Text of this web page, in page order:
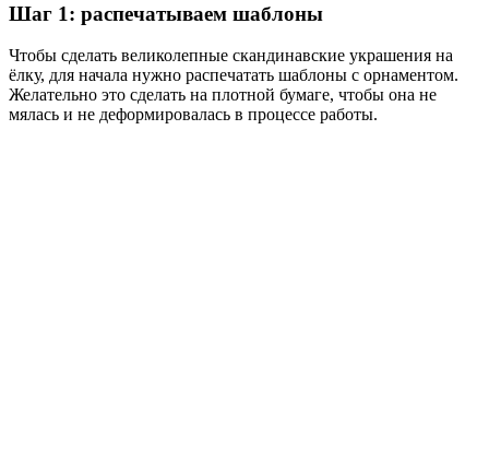
Шаг 1: распечатываем шаблоны
Чтобы сделать великолепные скандинавские украшения на
ёлку, для начала нужно распечатать шаблоны с орнаментом.
Желательно это сделать на плотной бумаге, чтобы она не
мялась и не деформировалась в процессе работы.